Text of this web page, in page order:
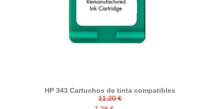
HP 343 Cartuchos de tinta compatibles
11,20 €